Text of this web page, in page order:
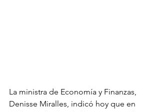
La ministra de Economía y Finanzas,
Denisse Miralles, indicó hoy que en